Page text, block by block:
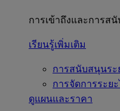
การเข้าถึงและการส
เรียนรู้เพิ่มเติม
การสนับสนุนระ
การจัดการระย
ดูแผนและราคา